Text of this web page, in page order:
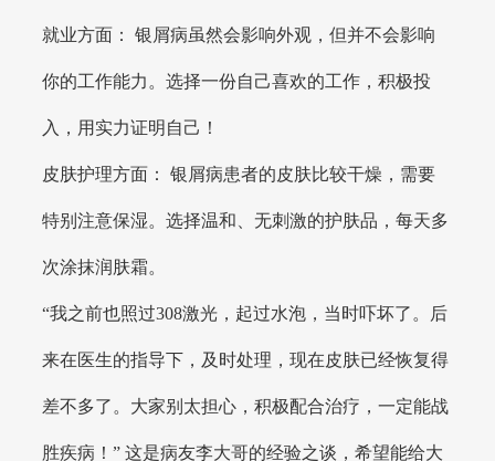
就业方面： 银屑病虽然会影响外观，但并不会影响
你的工作能力。选择一份自己喜欢的工作，积极投
入，用实力证明自己！
皮肤护理方面： 银屑病患者的皮肤比较干燥，需要
特别注意保湿。选择温和、无刺激的护肤品，每天多
次涂抹润肤霜。
“我之前也照过308激光，起过水泡，当时吓坏了。后
来在医生的指导下，及时处理，现在皮肤已经恢复得
差不多了。大家别太担心，积极配合治疗，一定能战
胜疾病！” 这是病友李大哥的经验之谈，希望能给大